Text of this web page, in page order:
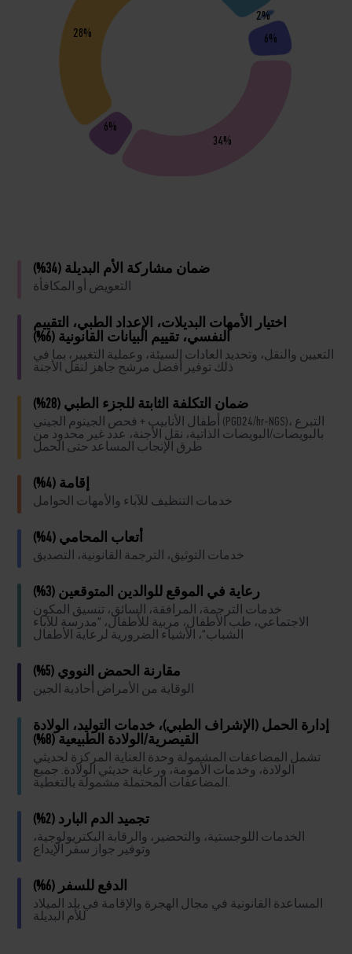
34%
6%
28%
2%
6%
ضمان مشاركة الأم البديلة (34%)
التعويض أو المكافأة
اختيار الأمهات البديلات، الإعداد الطبي، التقييم
النفسي، تقييم البيانات القانونية (6%)
التعيين والنقل، وتحديد العادات السيئة، وعملية التغيير، بما في
ذلك توفير أفضل مرشح جاهز لنقل الأجنة
ضمان التكلفة الثابتة للجزء الطبي (28%)
أطفال الأنابيب + فحص الجينوم الجيني (PGD24/hr-NGS)، التبرع
بالبويضات/البويضات الذاتية، نقل الأجنة، عدد غير محدود من
طرق الإنجاب المساعد حتى الحمل
إقامة (4%)
خدمات التنظيف للآباء والأمهات الحوامل
أتعاب المحامي (4%)
خدمات التوثيق، الترجمة القانونية، التصديق
رعاية في الموقع للوالدين المتوقعين (3%)
خدمات الترجمة، المرافقة، السائق، تنسيق المكون
الاجتماعي، طب الأطفال، مربية للأطفال، "مدرسة للآباء
الشباب"، الأشياء الضرورية لرعاية الأطفال
مقارنة الحمض النووي (5%)
الوقاية من الأمراض أحادية الجين
إدارة الحمل (الإشراف الطبي)، خدمات التوليد، الولادة
القيصرية/الولادة الطبيعية (8%)
تشمل المضاعفات المشمولة وحدة العناية المركزة لحديثي
الولادة، وخدمات الأمومة، ورعاية حديثي الولادة. جميع
المضاعفات المحتملة مشمولة بالتغطية.
تجميد الدم البارد (2%)
الخدمات اللوجستية، والتحضير، والرقابة البكتريولوجية،
وتوفير جواز سفر الإيداع
الدفع للسفر (6%)
المساعدة القانونية في مجال الهجرة والإقامة في بلد الميلاد
للأم البديلة